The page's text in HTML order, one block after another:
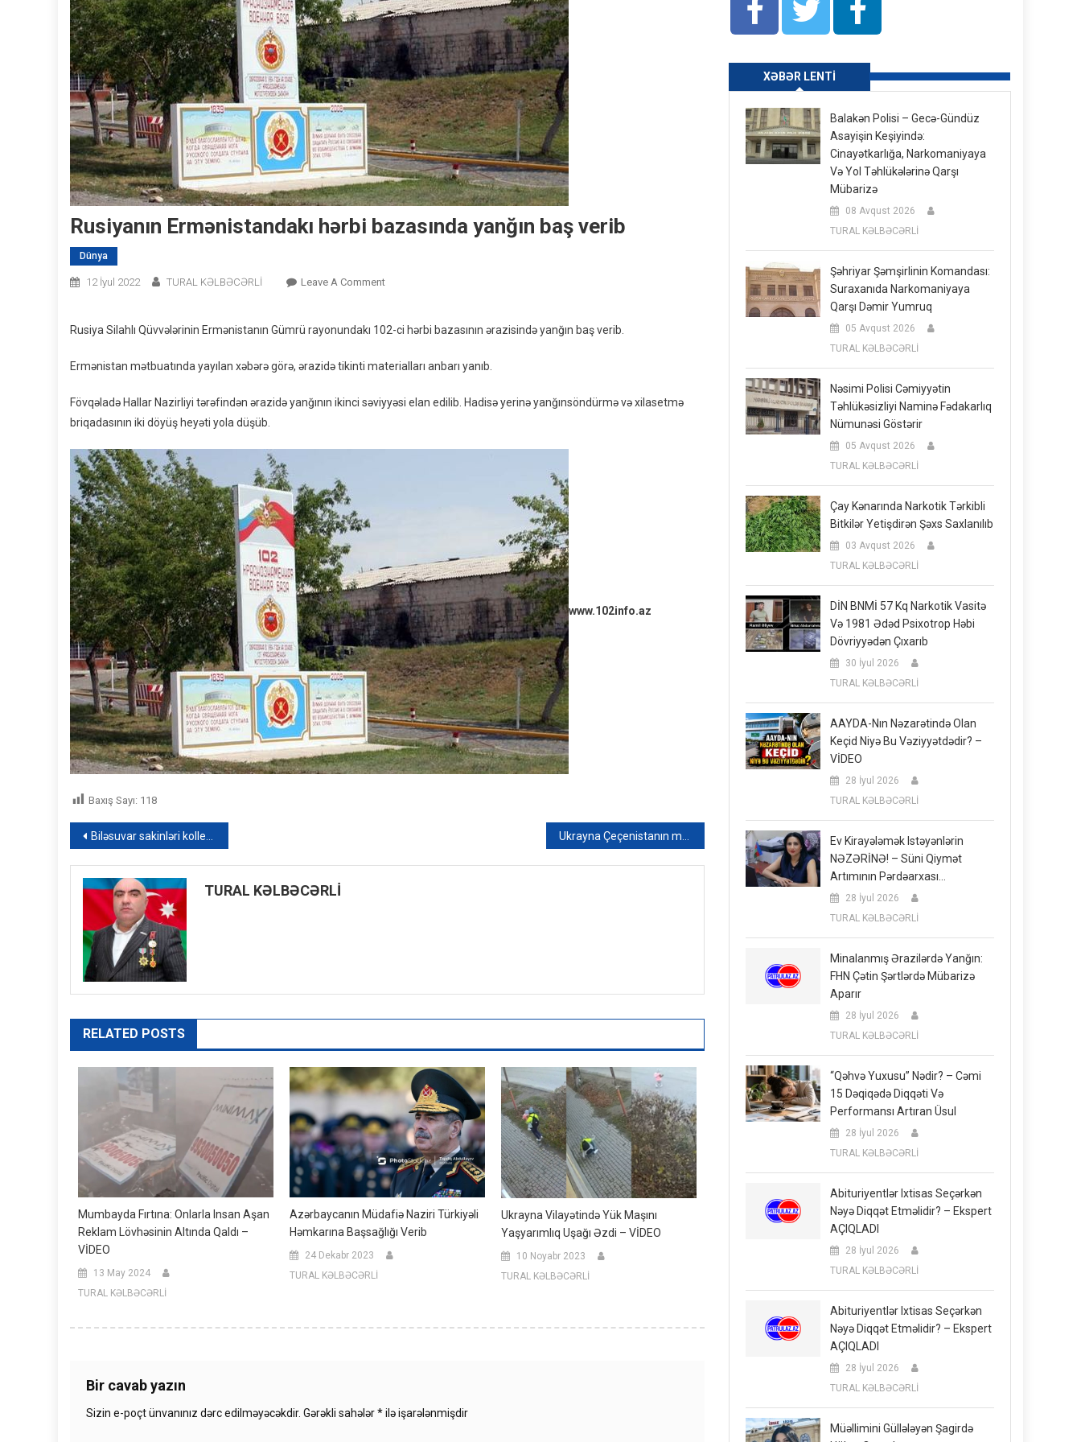
Rusiyanın Ermənistandakı hərbi bazasında yanğın baş verib
Dünya
12 İyul 2022 TURAL KƏLBƏCƏRLİ Leave A CommentOn
Hərbi
Yanğın
Verib
Rusiya Silahlı Qüvvələrinin Ermənistanın Gümrü rayonundakı 102-ci hərbi bazasının ərazisində yanğın baş verib.
Ermənistan mətbuatında yayılan xəbərə görə, ərazidə tikinti materialları anbarı yanıb.
Fövqəladə Hallar Nazirliyi tərəfindən ərazidə yanğının ikinci səviyyəsi elan edilib. Hadisə yerinə yanğınsöndürmə və xilasetmə
briqadasının iki döyüş heyəti yola düşüb.
www.102info.az
Baxış Sayı: 118
Yazı
naviqasiyası
Biləsuvar sakinləri kollektorun təmizlənilməməsindən narazıdır – FOTO
TURAL KƏLBƏCƏRLİ
RELATED POSTS
Mumbayda Fırtına: Onlarla Insan Aşan
Reklam Lövhəsinin Altında Qaldı –
VİDEO
13 May 2024
TURAL KƏLBƏCƏRLİ
Azərbaycanın Müdafiə Naziri Türkiyəli
Həmkarına Başsağlığı Verib
24 Dekabr 2023
TURAL KƏLBƏCƏRLİ
Ukrayna Vilayətində Yük Maşını
Yaşyarımlıq Uşağı Əzdi – VİDEO
10 Noyabr 2023
TURAL KƏLBƏCƏRLİ
Bir cavab yazın
Sizin e-poçt ünvanınız dərc edilməyəcəkdir. Gərəkli sahələr*ilə işarələnmişdir
XƏBƏR LENTI
Balakən Polisi – Gecə-Gündüz
Asayişin Keşiyində:
Cinayətkarlığa, Narkomaniyaya
Və Yol Təhlükələrinə Qarşı
Mübarizə
08 Avqust 2026
TURAL KƏLBƏCƏRLİ
Şəhriyar Şəmşirlinin Komandası:
Suraxanıda Narkomaniyaya
Qarşı Dəmir Yumruq
05 Avqust 2026
TURAL KƏLBƏCƏRLİ
Nəsimi Polisi Cəmiyyətin
Təhlükəsizliyi Naminə Fədakarlıq
Nümunəsi Göstərir
05 Avqust 2026
TURAL KƏLBƏCƏRLİ
Çay Kənarında Narkotik Tərkibli
Bitkilər Yetişdirən Şəxs Saxlanılıb
03 Avqust 2026
TURAL KƏLBƏCƏRLİ
DİN BNMİ 57 Kq Narkotik Vasitə
Və 1981 Ədəd Psixotrop Həbi
Dövriyyədən Çıxarıb
30 İyul 2026
TURAL KƏLBƏCƏRLİ
AAYDA-Nın Nəzarətində Olan
Keçid Niyə Bu Vəziyyətdədir? –
VİDEO
28 İyul 2026
TURAL KƏLBƏCƏRLİ
Ev Kirayələmək Istəyənlərin
NƏZƏRİNƏ! – Süni Qiymət
Artımının Pərdəarxası…
28 İyul 2026
TURAL KƏLBƏCƏRLİ
Minalanmış Ərazilərdə Yanğın:
FHN Çətin Şərtlərdə Mübarizə
Aparır
28 İyul 2026
TURAL KƏLBƏCƏRLİ
“Qəhvə Yuxusu” Nədir? – Cəmi
15 Dəqiqədə Diqqəti Və
Performansı Artıran Üsul
28 İyul 2026
TURAL KƏLBƏCƏRLİ
Abituriyentlər Ixtisas Seçərkən
Nəyə Diqqət Etməlidir? – Ekspert
AÇIQLADI
28 İyul 2026
TURAL KƏLBƏCƏRLİ
Abituriyentlər Ixtisas Seçərkən
Nəyə Diqqət Etməlidir? – Ekspert
AÇIQLADI
28 İyul 2026
TURAL KƏLBƏCƏRLİ
Müəllimini Güllələyən Şagirdə